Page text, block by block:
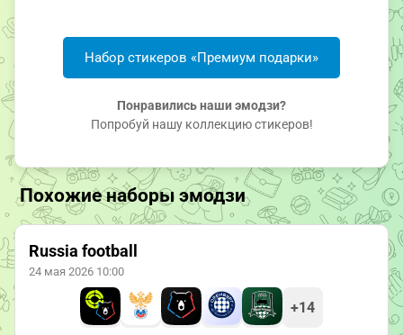
Набор стикеров «Премиум подарки»
Понравились наши эмодзи?
Попробуй нашу коллекцию стикеров!
Похожие наборы эмодзи
Russia football
24 мая 2026 10:00
+14